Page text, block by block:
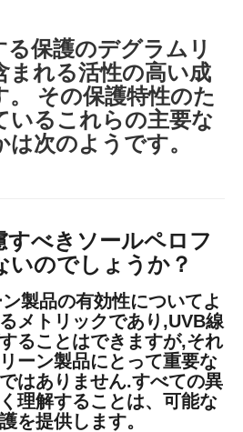
る保護のデグラムリ
まれる活性の高い成
。 その保護特性のた
いるこれらの主要な
次のようです。
すべきソールペロフ
いのでしょうか？
製品の有効性についてよ
メトリックであり,UVB線
ることはできますが,それ
ーン製品にとって重要な
はありません.すべての異
理解することは、可能な
を提供します。